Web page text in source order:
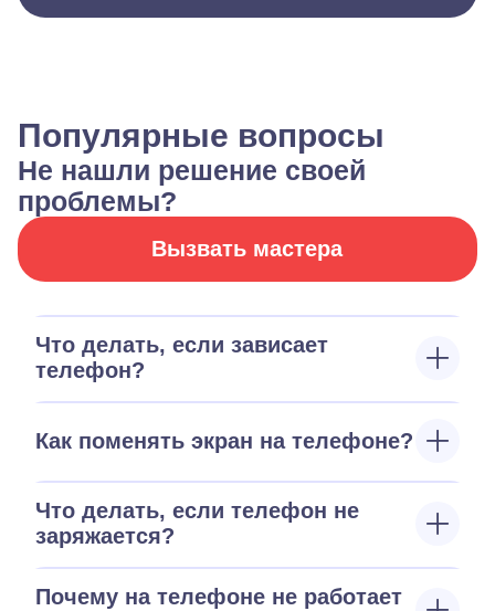
Популярные вопросы
Не нашли решение своей
проблемы?
Вызвать мастера
Что делать, если зависает
телефон?
Как поменять экран на телефоне?
Что делать, если телефон не
заряжается?
Почему на телефоне не работает